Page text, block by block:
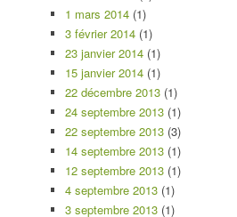
1 mars 2014 (1)
3 février 2014 (1)
23 janvier 2014 (1)
15 janvier 2014 (1)
22 décembre 2013 (1)
24 septembre 2013 (1)
22 septembre 2013 (3)
14 septembre 2013 (1)
12 septembre 2013 (1)
4 septembre 2013 (1)
3 septembre 2013 (1)